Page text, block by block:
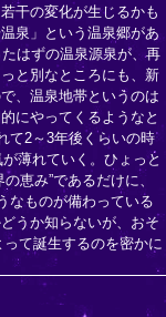
干の変化が生じるかも
泉」という温泉郷があ
はずの温泉源泉が、再
と別なところにも、新
、温泉地帯というのは
にやってくるようなと
て2～3年後くらいの時
薄れていく。ひょっと
恵み”であるだけに、
なものが備わっている
うか知らないが、おそ
って誕生するのを密かに